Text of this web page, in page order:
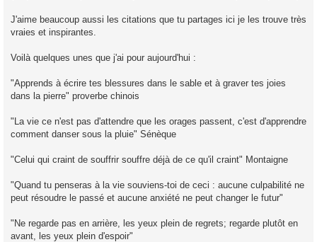
J'aime beaucoup aussi les citations que tu partages ici je les trouve très
vraies et inspirantes.
Voilà quelques unes que j'ai pour aujourd'hui :
"Apprends à écrire tes blessures dans le sable et à graver tes joies
dans la pierre" proverbe chinois
"La vie ce n'est pas d'attendre que les orages passent, c'est d'apprendre
comment danser sous la pluie" Sénèque
"Celui qui craint de souffrir souffre déjà de ce qu'il craint" Montaigne
"Quand tu penseras à la vie souviens-toi de ceci : aucune culpabilité ne
peut résoudre le passé et aucune anxiété ne peut changer le futur"
"Ne regarde pas en arrière, les yeux plein de regrets; regarde plutôt en
avant, les yeux plein d'espoir"